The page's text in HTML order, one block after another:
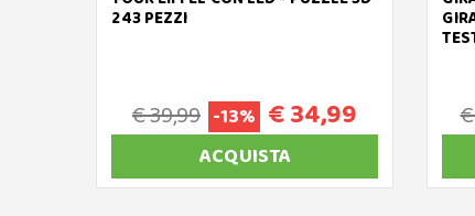
243 PEZZI
€ 39,99 -13% € 34,99
ACQUISTA